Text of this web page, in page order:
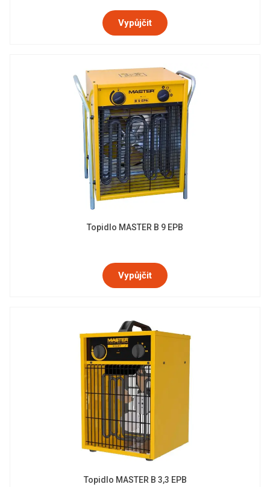
Vypůjčit
Topidlo MASTER B 9 EPB
Vypůjčit
Topidlo MASTER B 3,3 EPB